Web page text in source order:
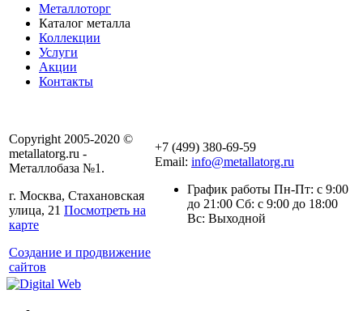
Металлоторг
Каталог металла
Коллекции
Услуги
Акции
Контакты
Copyright 2005-2020 ©
metallatorg.ru -
Металлобаза №1.
г. Москва, Стахановская
улица, 21 Посмотреть на
карте
Создание и продвижение
сайтов
+7 (499) 380-69-59
Email: info@metallatorg.ru
График работы Пн-Пт: с 9:00
до 21:00 Сб: с 9:00 до 18:00
Вс: Выходной